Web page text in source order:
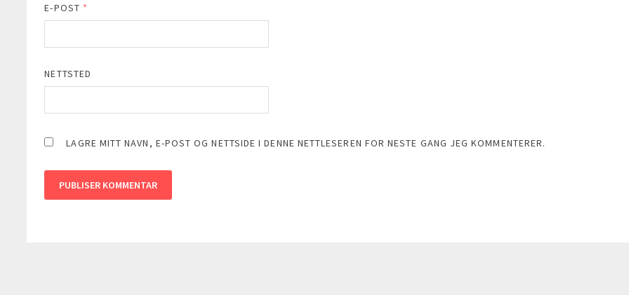
E-POST *
NETTSTED
LAGRE MITT NAVN, E-POST OG NETTSIDE I DENNE NETTLESEREN FOR NESTE GANG JEG KOMMENTERER.